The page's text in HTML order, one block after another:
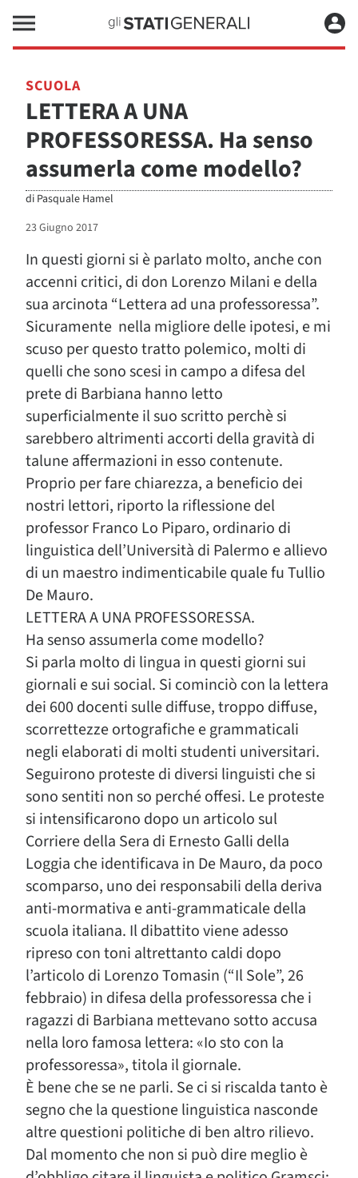
SCUOLA
LETTERA A UNA
PROFESSORESSA. Ha senso
assumerla come modello?
di Pasquale Hamel
23 Giugno 2017
In questi giorni si è parlato molto, anche con
accenni critici, di don Lorenzo Milani e della
sua arcinota “Lettera ad una professoressa”.
Sicuramente nella migliore delle ipotesi, e mi
scuso per questo tratto polemico, molti di
quelli che sono scesi in campo a difesa del
prete di Barbiana hanno letto
superficialmente il suo scritto perchè si
sarebbero altrimenti accorti della gravità di
talune affermazioni in esso contenute.
Proprio per fare chiarezza, a beneficio dei
nostri lettori, riporto la riflessione del
professor Franco Lo Piparo, ordinario di
linguistica dell’Università di Palermo e allievo
di un maestro indimenticabile quale fu Tullio
De Mauro.
LETTERA A UNA PROFESSORESSA.
Ha senso assumerla come modello?
Si parla molto di lingua in questi giorni sui
giornali e sui social. Si cominciò con la lettera
dei 600 docenti sulle diffuse, troppo diffuse,
scorrettezze ortografiche e grammaticali
negli elaborati di molti studenti universitari.
Seguirono proteste di diversi linguisti che si
sono sentiti non so perché offesi. Le proteste
si intensificarono dopo un articolo sul
Corriere della Sera di Ernesto Galli della
Loggia che identificava in De Mauro, da poco
scomparso, uno dei responsabili della deriva
anti-mormativa e anti-grammaticale della
scuola italiana. Il dibattito viene adesso
ripreso con toni altrettanto caldi dopo
l’articolo di Lorenzo Tomasin (“Il Sole”, 26
febbraio) in difesa della professoressa che i
ragazzi di Barbiana mettevano sotto accusa
nella loro famosa lettera: «Io sto con la
professoressa», titola il giornale.
È bene che se ne parli. Se ci si riscalda tanto è
segno che la questione linguistica nasconde
altre questioni politiche di ben altro rilievo.
Dal momento che non si può dire meglio è